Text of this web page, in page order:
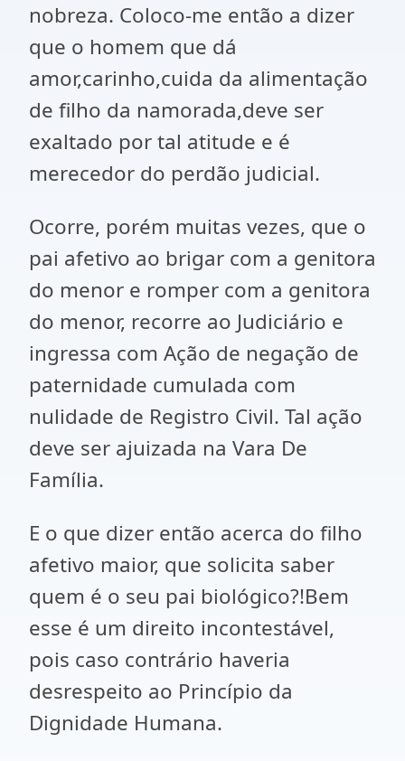
nobreza. Coloco-me então a dizer
que o homem que dá
amor,carinho,cuida da alimentação
de filho da namorada,deve ser
exaltado por tal atitude e é
merecedor do perdão judicial.
Ocorre, porém muitas vezes, que o
pai afetivo ao brigar com a genitora
do menor e romper com a genitora
do menor, recorre ao Judiciário e
ingressa com Ação de negação de
paternidade cumulada com
nulidade de Registro Civil. Tal ação
deve ser ajuizada na Vara De
Família.
E o que dizer então acerca do filho
afetivo maior, que solicita saber
quem é o seu pai biológico?!Bem
esse é um direito incontestável,
pois caso contrário haveria
desrespeito ao Princípio da
Dignidade Humana.